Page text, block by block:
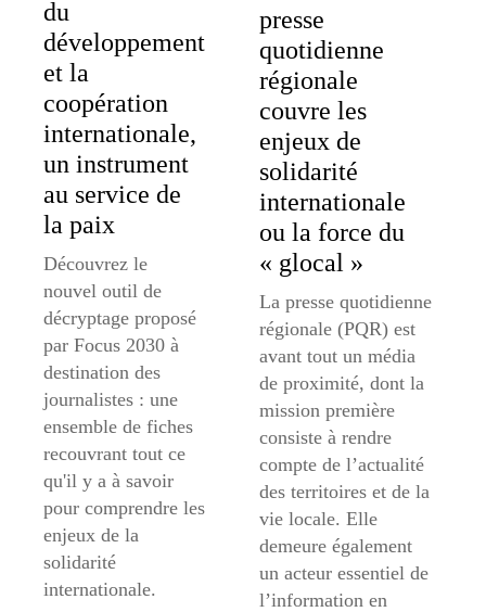
du
développement
et la
coopération
internationale,
un instrument
au service de
la paix
Découvrez le
nouvel outil de
décryptage proposé
par Focus 2030 à
destination des
journalistes : une
ensemble de fiches
recouvrant tout ce
qu'il y a à savoir
pour comprendre les
enjeux de la
solidarité
internationale.
presse
quotidienne
régionale
couvre les
enjeux de
solidarité
internationale
ou la force du
« glocal »
La presse quotidienne
régionale (PQR) est
avant tout un média
de proximité, dont la
mission première
consiste à rendre
compte de l’actualité
des territoires et de la
vie locale. Elle
demeure également
un acteur essentiel de
l’information en